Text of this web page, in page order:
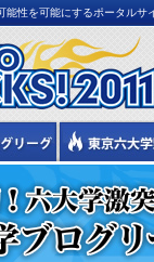
能性を可能にするポータルサ